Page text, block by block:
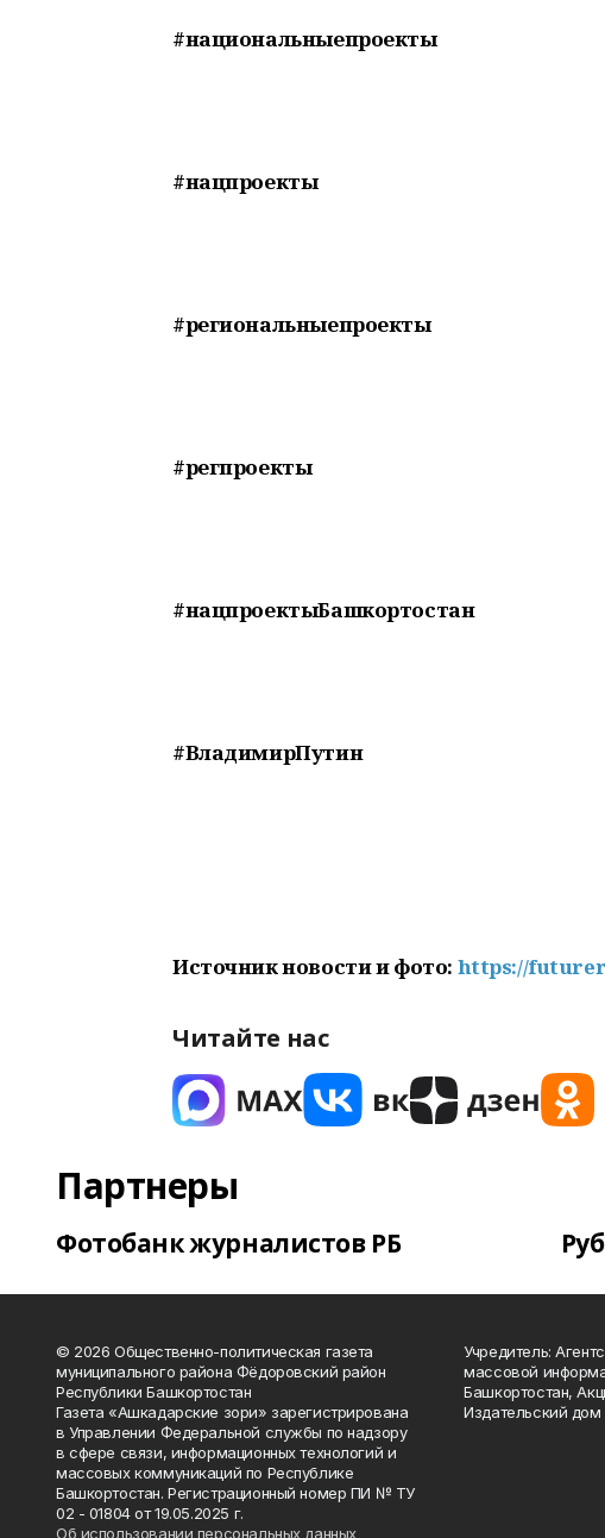
#национальныепроекты
#нацпроекты
#региональныепроекты
#регпроекты
#нацпроектыБашкортостан
#ВладимирПутин
Источник новости и фото: https://
Читайте нас
Партнеры
Фотобанк журналистов РБ
© 2026 Общественно-политическая газета
муниципального района Фёдоровский район
Республики Башкортостан
Газета «Ашкадарские зори» зарегистрирована
в Управлении Федеральной службы по надзору
в сфере связи, информационных технологий и
массовых коммуникаций по Республике
Башкортостан. Регистрационный номер ПИ № ТУ
02 - 01804 от 19.05.2025 г.
Об использовании персональных данных
Учредитель:
массовой
Башкортостан,
Издательский